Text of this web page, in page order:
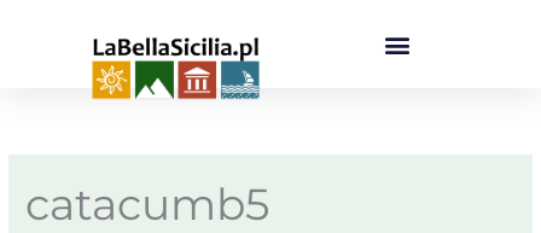
catacumb5